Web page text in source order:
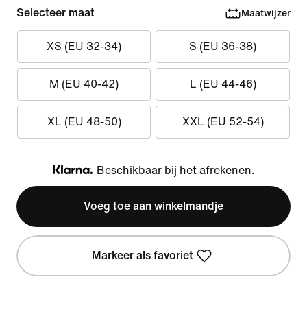
Selecteer maat Maatwijzer
XS (EU 32-34) S (EU 36-38)
M (EU 40-42) L (EU 44-46)
XL (EU 48-50) XXL (EU 52-54)
Klarna
Beschikbaar bij het afrekenen.
Voeg toe aan winkelmandje
Markeer als favoriet